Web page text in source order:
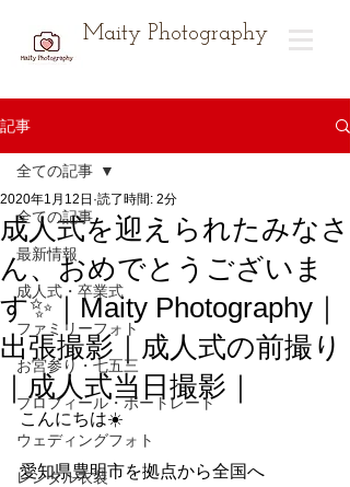
Maity Photography
記事
全ての記事
最新情報
成人式・卒業式
ファミリーフォト
お宮参り・七五三
プロフィール・ポートレート
ウェディングフォト
レンタル衣装
全ての記事
成人式を迎えられたみなさ
ん、おめでとうございま
す✨｜Maity Photography｜
出張撮影｜成人式の前撮り
｜成人式当日撮影｜
2020年1月12日 読了時間: 2分
こんにちは☀️
愛知県豊明市を拠点から全国へ